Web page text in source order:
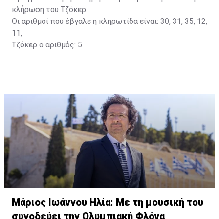
κλήρωση του Τζόκερ.
Οι αριθμοί που έβγαλε η κληρωτίδα είναι: 30, 31, 35, 12,
11,
Τζόκερ ο αριθμός: 5
Μάριος Ιωάννου Ηλία: Με τη μουσική του
συνοδεύει την Ολυμπιακή Φλόγα